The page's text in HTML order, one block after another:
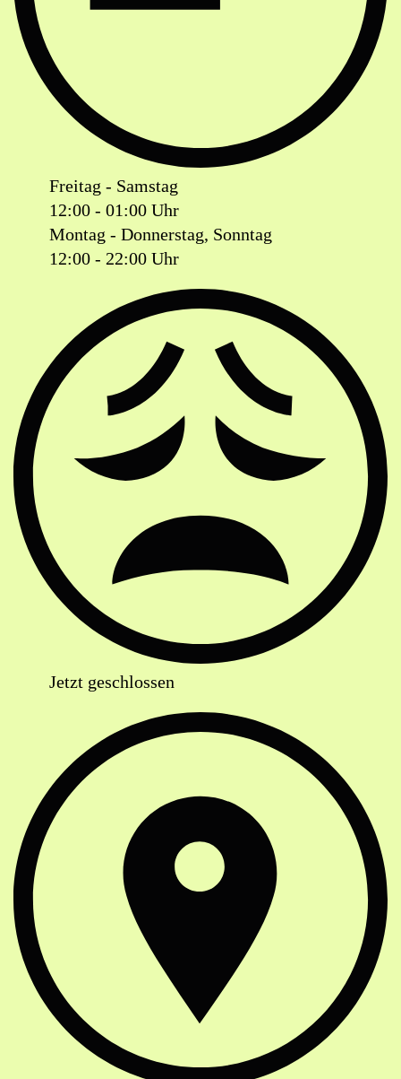
Freitag - Samstag
12:00 - 01:00 Uhr
Montag - Donnerstag, Sonntag
12:00 - 22:00 Uhr
Ist das Geschäft jetzt geöffnet oder geschlossen?
Jetzt geschlossen